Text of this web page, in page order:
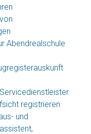
Abendrealschule
registrieren
und